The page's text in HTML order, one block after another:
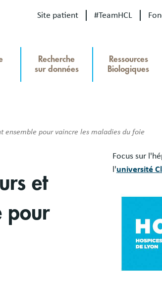
site
Recherche
Site patient #TeamHCL
Recherche
sur données
Ressources
Biologiques
ensemble pour vaincre les maladies du foie
et
pour
Blocs
libres
Focus sur
l'université